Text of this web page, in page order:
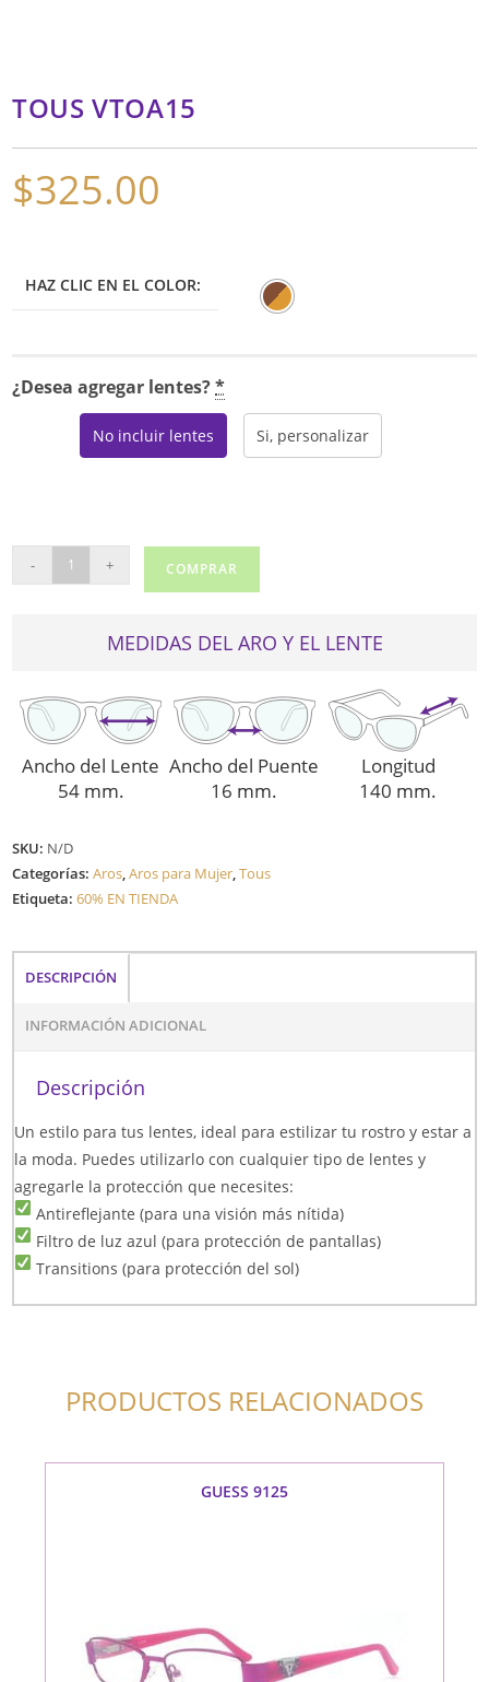
TOUS VTOA15
$325.00
HAZ CLIC EN EL COLOR:
¿Desea agregar lentes?*
No incluir lentes Si, personalizar
VTOA15
- + COMPRAR
MEDIDAS DEL ARO Y EL LENTE
Ancho del Lente
54 mm.
Ancho del Puente
16 mm.
Longitud
140 mm.
SKU: N/D
Categorías:Aros,Aros para Mujer,Tous
Etiqueta:60% EN TIENDA
DESCRIPCIÓN
INFORMACIÓN ADICIONAL
Descripción
Un estilo para tus lentes, ideal para estilizar tu rostro y estar a
la moda. Puedes utilizarlo con cualquier tipo de lentes y
agregarle la protección que necesites:
Antireflejante (para una visión más nítida)
Filtro de luz azul (para protección de pantallas)
Transitions (para protección del sol)
PRODUCTOS RELACIONADOS
GUESS 9125